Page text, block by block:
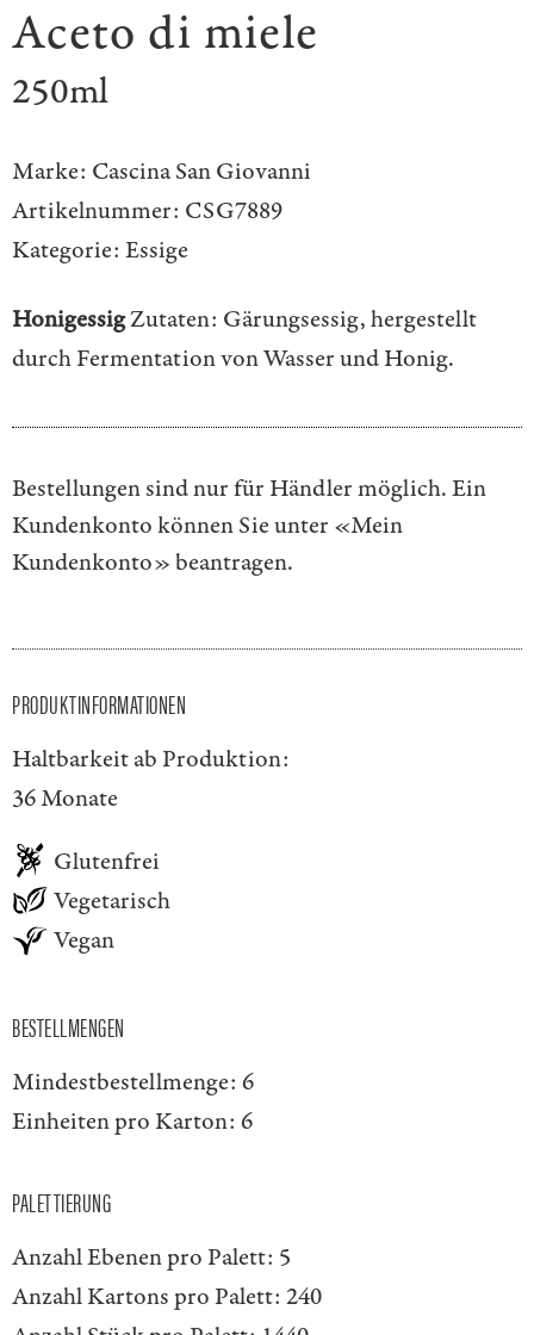
Aceto di miele
250ml
Marke: Cascina San Giovanni
Artikelnummer: CSG7889
Kategorie: Essige
HonigessigZutaten: Gärungsessig, hergestellt
durch Fermentation von Wasser und Honig.
Bestellungen sind nur für Händler möglich. Ein
Kundenkonto können Sie unter «Mein
Kundenkonto»beantragen.
PRODUKTINFORMATIONEN
Haltbarkeit ab Produktion:
36 Monate
Glutenfrei
Vegetarisch
Vegan
BESTELLMENGEN
Mindestbestellmenge: 6
Einheiten pro Karton: 6
PALETTIERUNG
Anzahl Ebenen pro Palett: 5
Anzahl Kartons pro Palett: 240